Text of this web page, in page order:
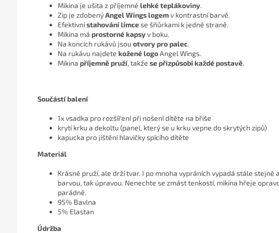
Mikina je ušita z příjemné lehké teplákoviny.
Zip je zdobenýAngel Wings logemv kontrastní barvě.
Efektivnístahování límcese šňůrkami k jedné straně.
Mikina má prostorné kapsyv boku.
Na koncích rukávů jsou otvory pro palec.
Na rukávu najdete kožené logoAngel Wings.
Mikina příjemně pruží, takže se přizpůsobí každé postavě.
Součástí balení
1x vsadka pro rozšíření při nošení dítěte na břiše
krytí krku a dekoltu (panel, který se u krku vepne do skrytých zipů)
kapucka pro jištění hlavičky spícího dítěte
Materiál
Krásně pruží, ale drží tvar. I po mnoha vypráních vypadá stále stejně
barvou, tak úpravou. Nenechte se zmást tenkostí, mikina hřeje
parádně.
95% Bavlna
5% Elastan
Údržba